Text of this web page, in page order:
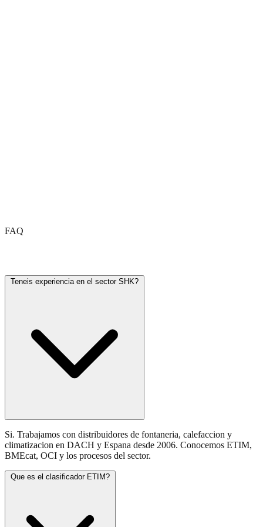
FAQ
Teneis experiencia en el sector SHK?
Si. Trabajamos con distribuidores de fontaneria, calefaccion y
climatizacion en DACH y Espana desde 2006. Conocemos ETIM,
BMEcat, OCI y los procesos del sector.
Que es el clasificador ETIM?